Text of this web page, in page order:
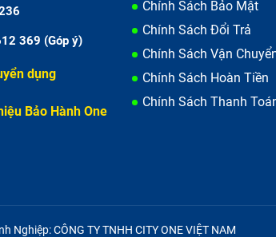
lượng nhất.
về nhà dùng thử và đội ngũ kỹ thuật viên
lượng bằng cách:
trầy xước, phồng rộp,...hay không? Tem
tốc độ vào pin theo % báo trên điện
369 (Góp ý)
dụng
Bảo Hành One
Chính Sách Bảo Mật
Chính Sách Đổi Trả
Chính Sách Vận
Chính Sách Hoàn Tiền
Chính Sách Thanh
Nghiệp: CÔNG TY TNHH CITY ONE VIỆT NAM